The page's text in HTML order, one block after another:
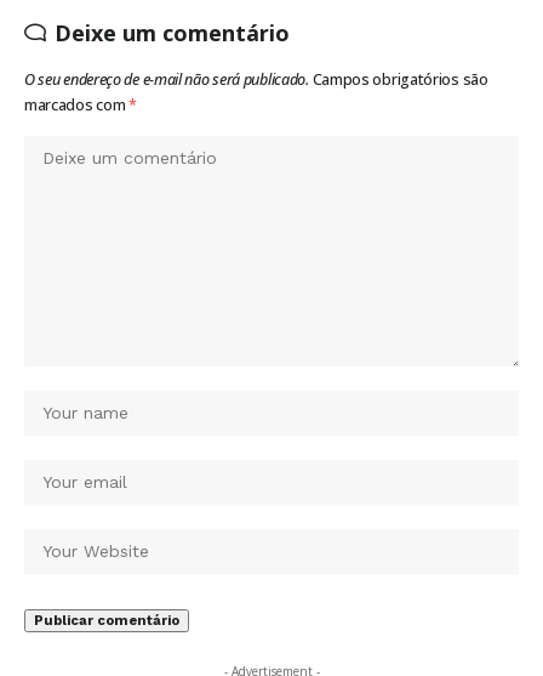
Deixe um comentário
O seu endereço de e-mail não será publicado. Campos obrigatórios são
marcados com*
- Advertisement -